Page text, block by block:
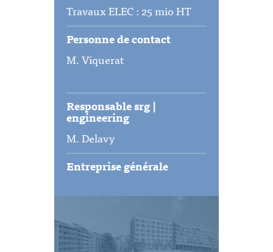
Travaux ELEC : 25 mio HT
Personne de contact
M. Viquerat
Responsable srg |
engineering
M. Delavy
Entreprise générale